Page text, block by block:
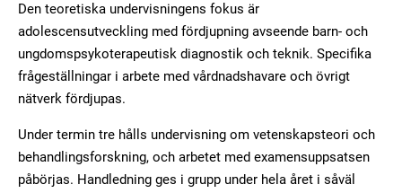
Den teoretiska undervisningens fokus är
adolescensutveckling med fördjupning avseende barn- och
ungdomspsykoterapeutisk diagnostik och teknik. Specifika
frågeställningar i arbete med vårdnadshavare och övrigt
nätverk fördjupas.
Under termin tre hålls undervisning om vetenskapsteori och
behandlingsforskning, och arbetet med examensuppsatsen
påbörjas. Handledning ges i grupp under hela året i såväl